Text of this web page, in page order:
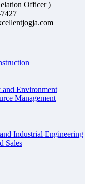
Officer )
and Environment
Management
Industrial Engineering
Sales